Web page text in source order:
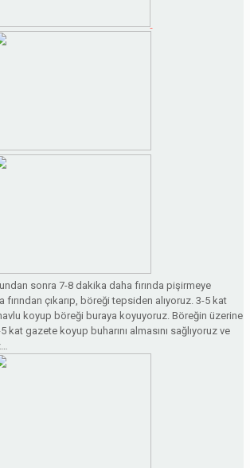
sonra 7-8 dakika daha fırında pişirmeye
çıkarıp, böreği tepsiden alıyoruz. 3-5 kat
koyup böreği buraya koyuyoruz. Böreğin üzerine
kat gazete koyup buharını almasını sağlıyoruz ve